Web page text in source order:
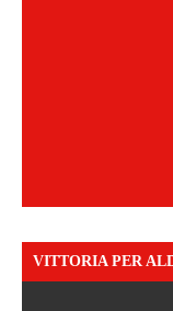
VITTORIA PER